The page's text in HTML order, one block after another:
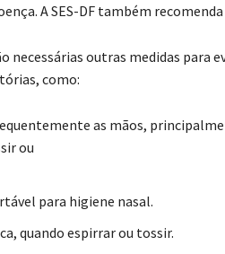
A SES-DF também
necessárias outras medidas para
como:
as mãos,
ou
para higiene nasal.
quando espirrar ou tossir.